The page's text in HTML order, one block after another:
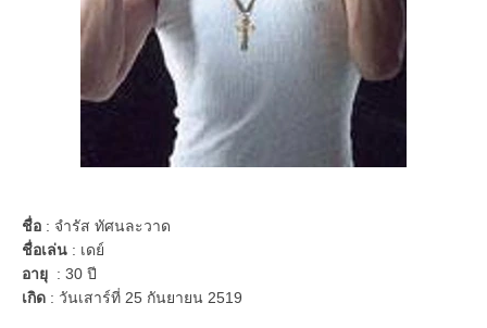
ชื่อ : จำรัส ทัศนละวาด
ชื่อเล่น : เดย์
อายุ : 30 ปี
เกิด : วันเสาร์ที่ 25 กันยายน 2519